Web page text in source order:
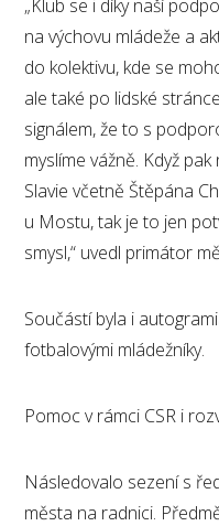
„Klub se i díky naší
na výchovu mládeže a
do kolektivu, kde se
ale také po lidské
signálem, že to s
myslíme vážně. Když
Slavie včetně Štěpána
u Mostu, tak je to jen
smysl,“ uvedl primátor
Součástí byla i
fotbalovými mládežníky.
Pomoc v rámci CSR i
Následovalo sezení s
města na radnici.